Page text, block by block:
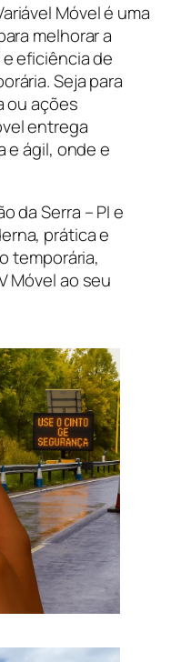
Móvel é uma
melhorar a
eficiência de
Seja para
ou ações
entrega
e ágil, onde e
da Serra – PI e
prática e
temporária,
Móvel ao seu